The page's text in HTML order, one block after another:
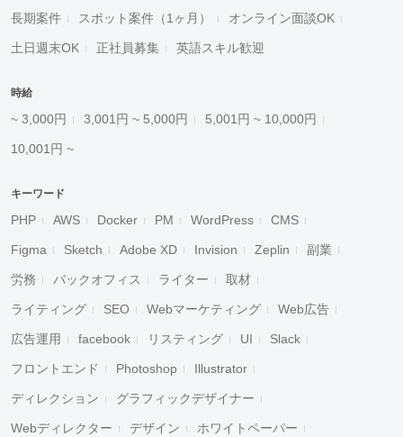
長期案件 スポット案件（1ヶ月） オンライン面談OK
土日週末OK 正社員募集 英語スキル歓迎
時給
~ 3,000円 3,001円 ~ 5,000円 5,001円 ~ 10,000円
10,001円 ~
キーワード
PHP AWS Docker PM WordPress CMS
Figma Sketch Adobe XD Invision Zeplin 副業
労務 バックオフィス ライター 取材
ライティング SEO Webマーケティング Web広告
広告運用 facebook リスティング UI Slack
フロントエンド Photoshop Illustrator
ディレクション グラフィックデザイナー
Webディレクター デザイン ホワイトペーパー